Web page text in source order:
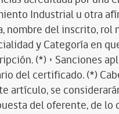
Industrial u otra
nombre del inscrito,
y Categoría en
(*) • Sanciones
del certificado. (*)
artículo, se
del oferente, de